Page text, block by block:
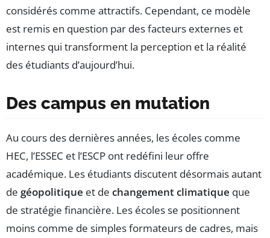
considérés comme attractifs. Cependant, ce modèle
est remis en question par des facteurs externes et
internes qui transforment la perception et la réalité
des étudiants d’aujourd’hui.
Des campus en mutation
Au cours des dernières années, les écoles comme
HEC, l’ESSEC et l’ESCP ont redéfini leur offre
académique. Les étudiants discutent désormais autant
de géopolitique et de changement climatique que
de stratégie financière. Les écoles se positionnent
moins comme de simples formateurs de cadres, mais